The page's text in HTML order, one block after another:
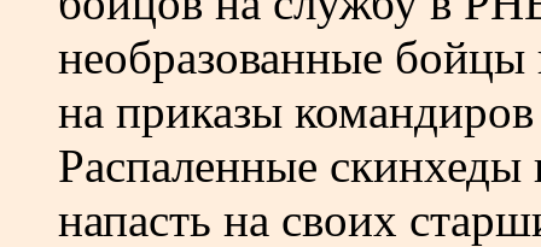
необразованные
на приказы
Распаленные скинхеды
напасть на своих